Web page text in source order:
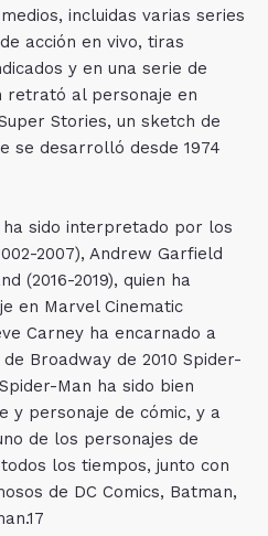
incluidas varias series
acción en vivo, tiras
y en una serie de
retrató al personaje en
Stories, un sketch de
se desarrolló desde 1974
sido interpretado por los
2007), Andrew Garfield
(2016-2019), quien ha
en Marvel Cinematic
Carney ha encarnado a
Broadway de 2010 Spider-
Man ha sido bien
y personaje de cómic, y a
de los personajes de
los tiempos, junto con
de DC Comics, Batman,